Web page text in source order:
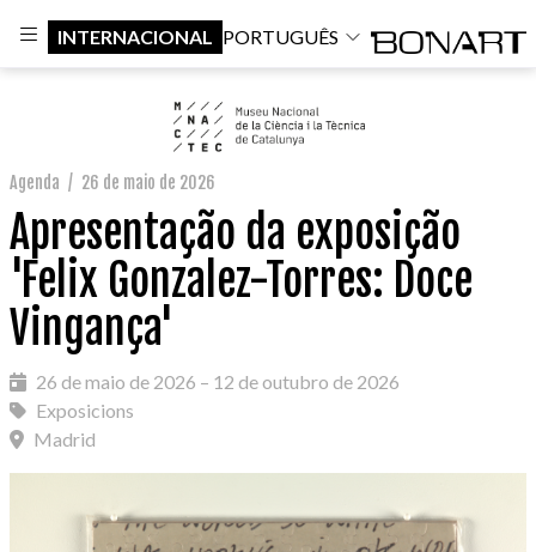
INTERNACIONAL PORTUGUÊS
Agenda / 26 de maio de 2026
Apresentação da exposição
'Felix Gonzalez-Torres: Doce
Vingança'
26 de maio de 2026 – 12 de outubro de 2026
Exposicions
Madrid